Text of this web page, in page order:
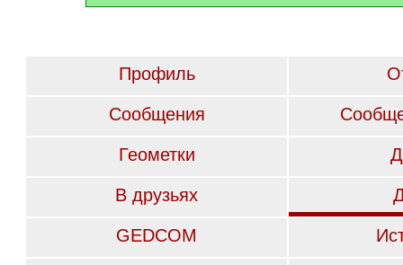
Профиль
Сообщения
Геометки
В друзьях
GEDCOM